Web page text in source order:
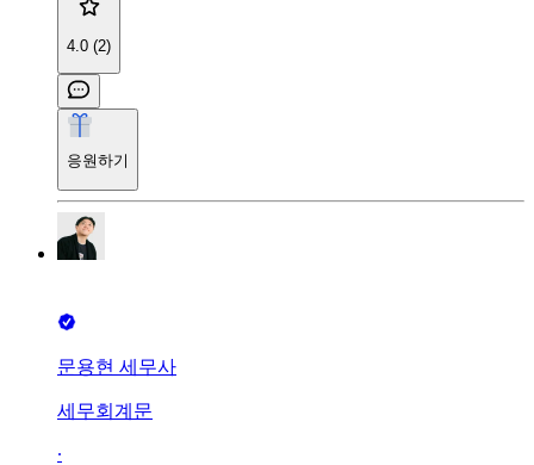
4.0 (2)
응원하기
문용현 세무사
세무회계문
∙